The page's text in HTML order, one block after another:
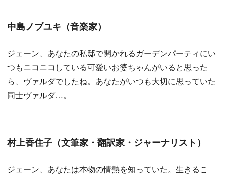
中島ノブユキ（音楽家）
ジェーン、あなたの私邸で開かれるガーデンパーティにい
つもニコニコしている可愛いお婆ちゃんがいると思った
ら、ヴァルダでしたね。あなたがいつも大切に思っていた
同士ヴァルダ…。
村上香住子（文筆家・翻訳家・ジャーナリスト）
ジェーン、あなたは本物の情熱を知っていた。生きるこ